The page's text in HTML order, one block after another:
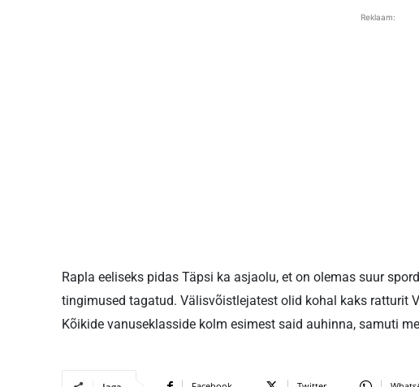
Reklaam:
Rapla eeliseks pidas Täpsi ka asjaolu, et on olemas suur
tingimused tagatud. Välisvõistlejatest olid kohal kaks ratturit
Kõikide vanuseklasside kolm esimest said auhinna, samuti